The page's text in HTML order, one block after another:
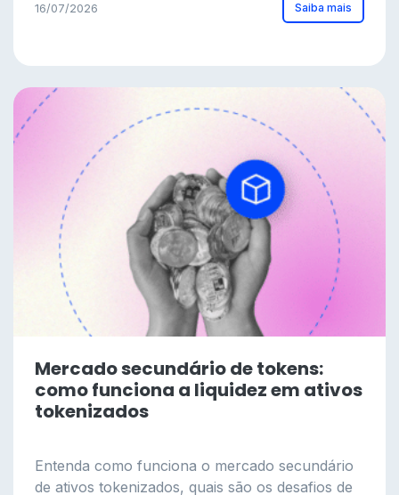
16/07/2026 Saiba mais
Mercado secundário de tokens:
como funciona a liquidez em ativos
tokenizados
Entenda como funciona o mercado secundário
de ativos tokenizados, quais são os desafios de